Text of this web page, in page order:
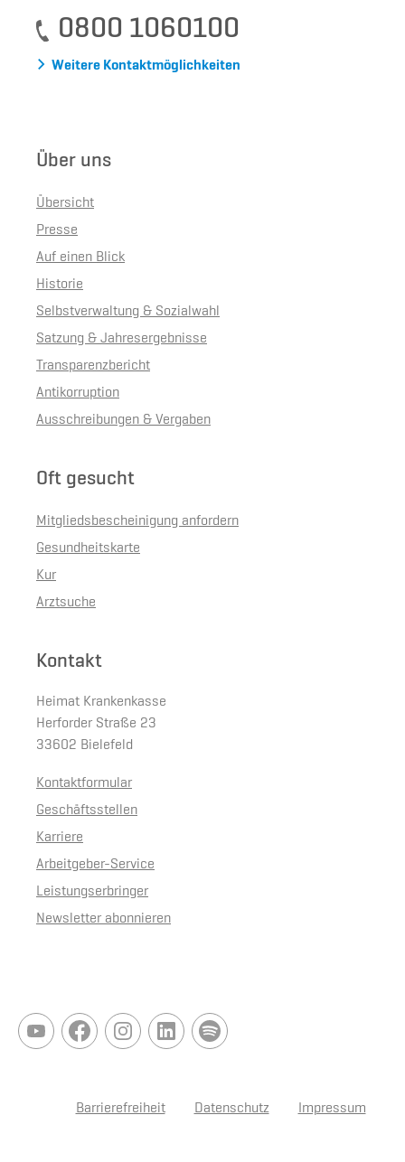
0800 1060100
Weitere Kontaktmöglichkeiten
Über uns
Übersicht
Presse
Auf einen Blick
Historie
Selbstverwaltung & Sozialwahl
Satzung & Jahresergebnisse
Transparenzbericht
Antikorruption
Ausschreibungen & Vergaben
Oft gesucht
Mitgliedsbescheinigung anfordern
Gesundheitskarte
Kur
Arztsuche
Kontakt
Heimat Krankenkasse
Herforder Straße 23
33602 Bielefeld
Kontaktformular
Geschäftsstellen
Karriere
Arbeitgeber-Service
Leistungserbringer
Newsletter abonnieren
Barrierefreiheit Datenschutz Impressum